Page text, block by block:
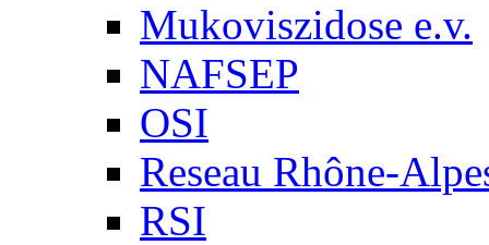
Mukoviszidose e.v.
NAFSEP
OSI
Reseau Rhône-
RSI